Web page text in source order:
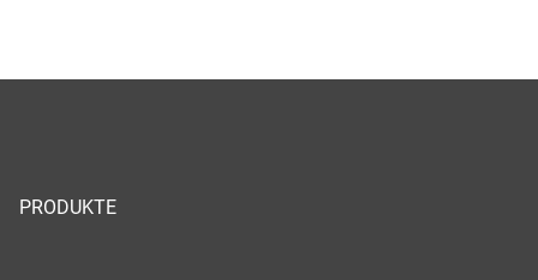
PRODUKTE